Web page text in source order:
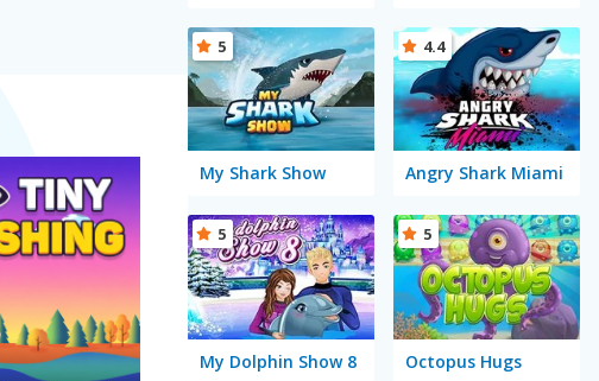
My Shark Show
5
Angry Shark Miami
4.4
My Dolphin Show 8
5
Octopus Hugs
5